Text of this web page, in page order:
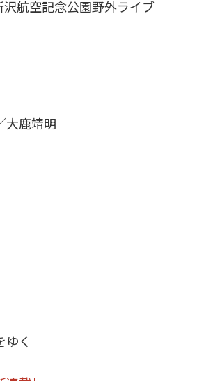
航空記念公園野外ライブ
大鹿靖明
く